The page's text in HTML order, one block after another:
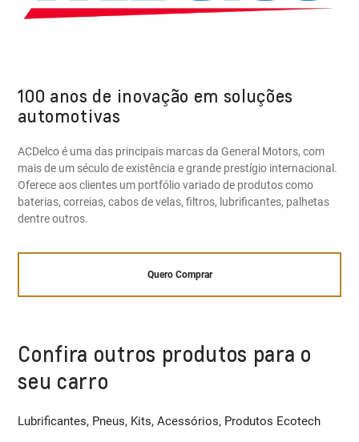
100 anos de inovação em soluções
automotivas
ACDelco é uma das principais marcas da General Motors, com
mais de um século de existência e grande prestígio internacional.
Oferece aos clientes um portfólio variado de produtos como
baterias, correias, cabos de velas, filtros, lubrificantes, palhetas
dentre outros.
Quero Comprar
Confira outros produtos para o
seu carro
Lubrificantes, Pneus, Kits, Acessórios, Produtos Ecotech